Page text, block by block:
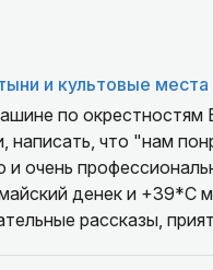
и культовые места
по
что "нам понравилось",
денек и +39*С
рассказы,